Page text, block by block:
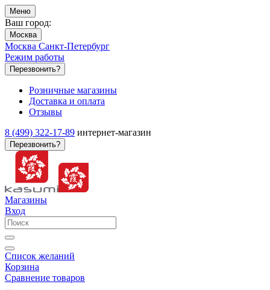
Меню
Ваш город:
Москва
Москва Санкт-Петербург
Режим работы
Перезвонить?
Розничные магазины
Доставка и оплата
Отзывы
8 (499) 322-17-89 интернет-магазин
Перезвонить?
Магазины
Вход
Список желаний
Корзина
Сравнение товаров